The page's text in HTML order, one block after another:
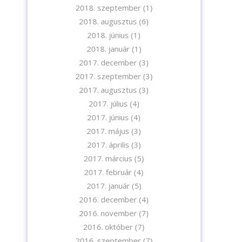
2018. szeptember(1)
2018. augusztus (6)
2018. június (1)
2018. január(1)
2017. december (3)
2017. szeptember(3)
2017. augusztus (3)
2017. július (4)
2017. június (4)
2017. május (3)
2017. április (3)
2017. március (5)
2017. február (4)
2017. január(5)
2016. december (4)
2016. november (7)
2016. október (7)